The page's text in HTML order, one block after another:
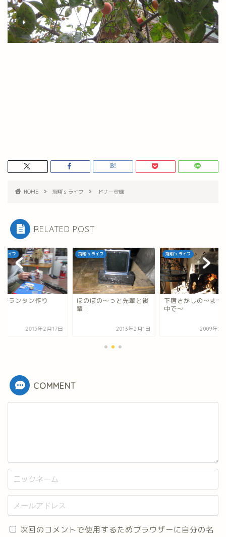
HOME 飛翔's ライフ ドナー登録
RELATED POST
ライフ
でランタン作り
2015年2月17日
飛翔's ライフ
ほのぼの～っと先輩と後
輩！
2013年2月1日
飛翔's ライフ
下宿さがしの～まっ
中で～
2009年2
COMMENT
次回のコメントで使用するためブラウザーに自分の名